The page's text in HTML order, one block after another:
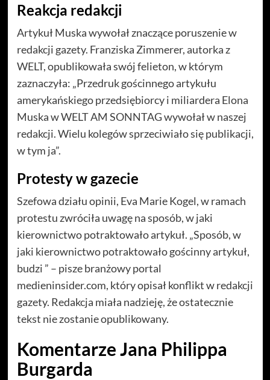
Reakcja redakcji
Artykuł Muska wywołał znaczące poruszenie w
redakcji gazety. Franziska Zimmerer, autorka z
WELT, opublikowała swój felieton, w którym
zaznaczyła: „Przedruk gościnnego artykułu
amerykańskiego przedsiębiorcy i miliardera Elona
Muska w WELT AM SONNTAG wywołał w naszej
redakcji. Wielu kolegów sprzeciwiało się publikacji,
w tym ja”.
Protesty w gazecie
Szefowa działu opinii, Eva Marie Kogel, w ramach
protestu zwróciła uwagę na sposób, w jaki
kierownictwo potraktowało artykuł. „Sposób, w
jaki kierownictwo potraktowało gościnny artykuł,
budzi ” – pisze branżowy portal
medieninsider.com, który opisał konflikt w redakcji
gazety. Redakcja miała nadzieję, że ostatecznie
tekst nie zostanie opublikowany.
Komentarze Jana Philippa
Burgarda